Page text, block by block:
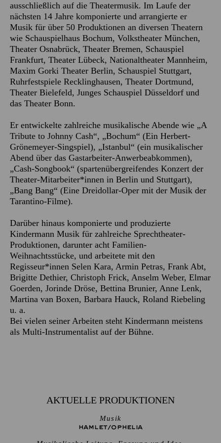
ausschließlich auf die Theatermusik. Im Laufe der
nächsten 14 Jahre komponierte und arrangierte er
Musik für über 50 Produktionen an diversen Theatern
wie Schauspielhaus Bochum, Volkstheater München,
Theater Osnabrück, Theater Bremen, Schauspiel
Frankfurt, Theater Lübeck, Nationaltheater Mannheim,
Maxim Gorki Theater Berlin, Schauspiel Stuttgart,
Ruhrfestspiele Recklinghausen, Theater Dortmund,
Theater Bielefeld, Junges Schauspiel Düsseldorf und
das Theater Bonn.
Er entwickelte zahlreiche musikalische Abende wie „A
Tribute to Johnny Cash“, „Bochum“ (Ein Herbert-
Grönemeyer-Singspiel), „Istanbul“ (ein musikalischer
Abend über das Gastarbeiter-Anwerbeabkommen),
„Cash-Songbook“ (spartenübergreifendes Konzert der
Theater-Mitarbeiter*innen in Berlin und Stuttgart),
„Bang Bang“ (Eine Dreidollar-Oper mit der Musik der
Tarantino-Filme).
Darüber hinaus komponierte und produzierte
Kindermann Musik für zahlreiche Sprechtheater-
Produktionen, darunter acht Familien-
Weihnachtsstücke, und arbeitete mit den
Regisseur*innen Selen Kara, Armin Petras, Frank Abt,
Brigitte Dethier, Christoph Frick, Anselm Weber, Elmar
Goerden, Jorinde Dröse, Bettina Brunier, Anne Lenk,
Martina van Boxen, Barbara Hauck, Roland Riebeling
u. a.
Bei vielen seiner Arbeiten steht Kindermann meistens
als Multi-Instrumentalist auf der Bühne.
AKTUELLE PRODUKTIONEN
Musik
HAMLET/­OPHELIA